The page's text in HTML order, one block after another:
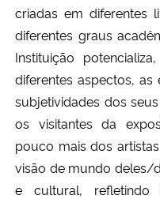
Gabinete de Segurança
Advocacia-Geral da União
Banco Central do Brasil
criadas em diferentes
diferentes graus
Instituição
diferentes aspectos, as
subjetividades dos
os visitantes da
pouco mais dos
visão de mundo deles/
e cultural, refletindo